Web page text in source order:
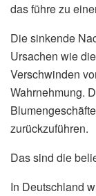
das führe zu
Die sinkende
Ursachen wie
Verschwinden
Wahrnehmung.
zurückzuführen.
Das sind die
In Deutschland